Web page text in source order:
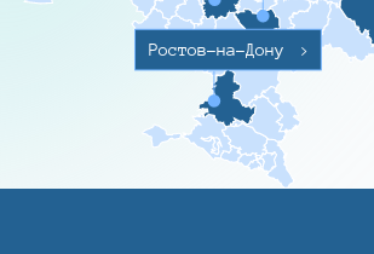
Ростов-на-Дону >